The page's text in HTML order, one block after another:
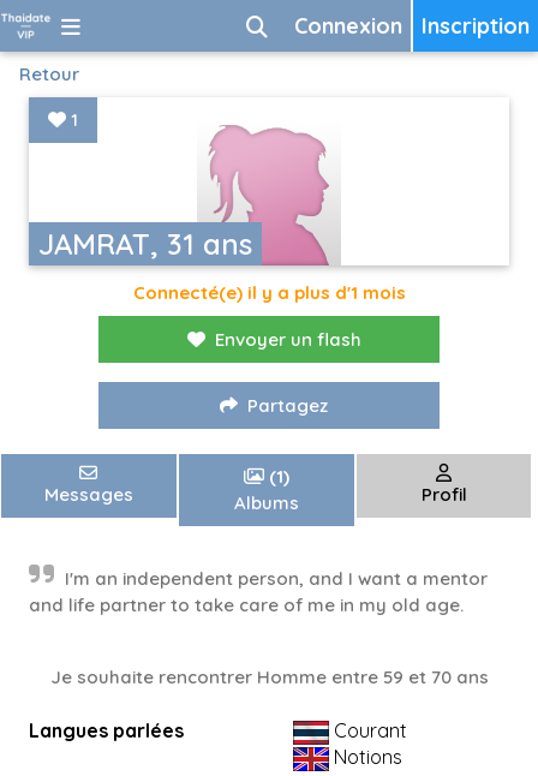
Inscription
Connexion
Retour
JAMRAT, 31 ans
1
Connecté(e) il y a plus d'1 mois
Envoyer un flash
Partagez
Messages
(1)
Albums
Profil
I'm an independent person, and I want a mentor
and life partner to take care of me in my old age.
Je souhaite rencontrer Homme entre 59 et 70 ans
Langues parlées
Courant
Notions